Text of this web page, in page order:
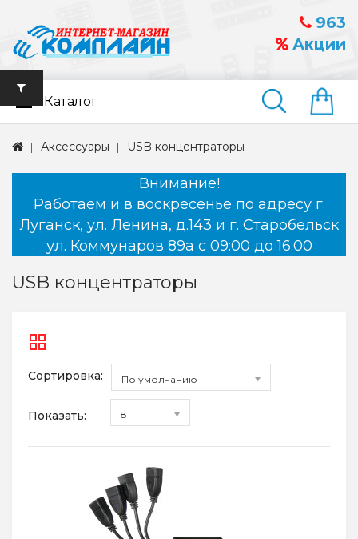
963
Акции
Найти
Каталог
Аксессуары USB концентраторы
Внимание!
Работаем и в воскресенье по адресу г.
Луганск, ул. Ленина, д.143 и г. Старобельск
ул. Коммунаров 89а с 09:00 до 16:00
USB концентраторы
Сортировка: По умолчанию
Показать: 8